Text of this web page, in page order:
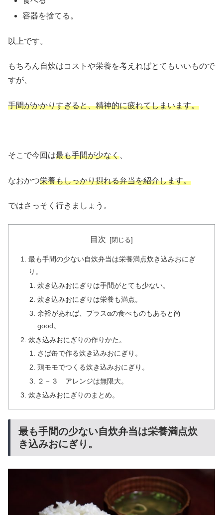
容器を捨てる。
以上です。
もちろん自炊はコストや栄養を考えればとてもいいもので
すが、
手間がかかりすぎると、精神的に疲れてしまいます。
そこで今回は最も手間が少なく、
なおかつ栄養もしっかり摂れる弁当を紹介します。
ではさっそく行きましょう。
目次
最も手間の少ない自炊弁当は栄養満点炊き込みおにぎ
り。
炊き込みおにぎりは手間がとても少ない。
炊き込みおにぎりは栄養も満点。
余裕があれば、プラスαの食べものもあると尚
good。
炊き込みおにぎりの作りかた。
さば缶で作る炊き込みおにぎり。
鶏モモでつくる炊き込みおにぎり。
２－３ アレンジは無限大。
炊き込みおにぎりのまとめ。
最も手間の少ない自炊弁当は栄養満点炊
き込みおにぎり。